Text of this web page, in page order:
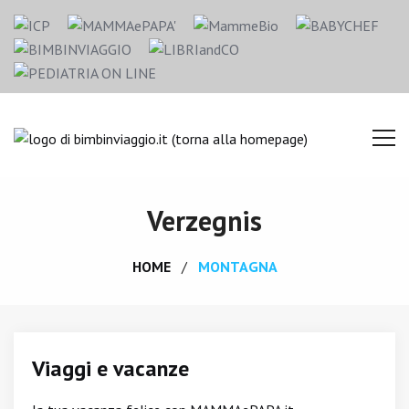
Verzegnis
HOME MONTAGNA
Viaggi e vacanze